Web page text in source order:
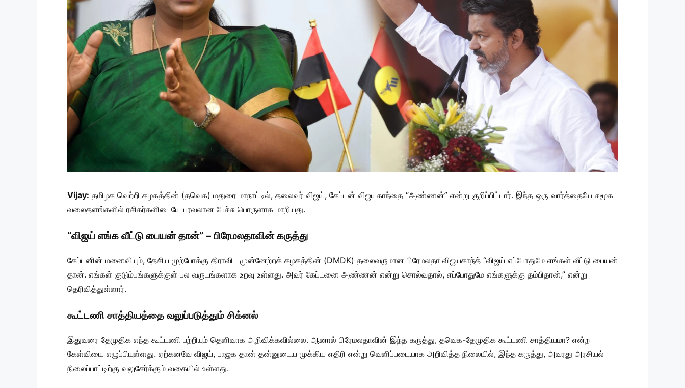
Vijay: தமிழக வெற்றி கழகத்தின் (தவெக) மதுரை மாநாட்டில், தலைவர் விஜய், கேப்டன் விஜயகாந்தை “அண்ணன்” என்று குறிப்பிட்டார். இந்த ஒரு வார்த்தையே சமூக
வலைதளங்களில் ரசிகர்களிடையே பரவலான பேச்சு பொருளாக மாறியது.
“விஜய் எங்க வீட்டு பையன் தான்” – பிரேமலதாவின் கருத்து
கேப்டனின் மனைவியும், தேசிய முற்போக்கு திராவிட முன்னேற்றக் கழகத்தின் (DMDK) தலைவருமான பிரேமலதா விஜயகாந்த் “விஜய் எப்போதுமே எங்கள் வீட்டு பையன்
தான். எங்கள் குடும்பங்களுக்குள் பல வருடங்களாக உறவு உள்ளது. அவர் கேப்டனை அண்ணன் என்று சொல்வதால், எப்போதுமே எங்களுக்கு தம்பிதான்,” என்று
தெரிவித்துள்ளார்.
கூட்டணி சாத்தியத்தை வலுப்படுத்தும் சிக்னல்
இதுவரை தேமுதிக எந்த கூட்டணி பற்றியும் தெளிவாக அறிவிக்கவில்லை. ஆனால் பிரேமலதாவின் இந்த கருத்து, தவெக-தேமுதிக கூட்டணி சாத்தியமா? என்ற
கேள்வியை எழுப்பியுள்ளது. ஏற்கனவே விஜய், பாஜக தான் தன்னுடைய முக்கிய எதிரி என்று வெளிப்படையாக அறிவித்த நிலையில், இந்த கருத்து, அவரது அரசியல்
நிலைப்பாட்டிற்கு வலுசேர்க்கும் வகையில் உள்ளது.